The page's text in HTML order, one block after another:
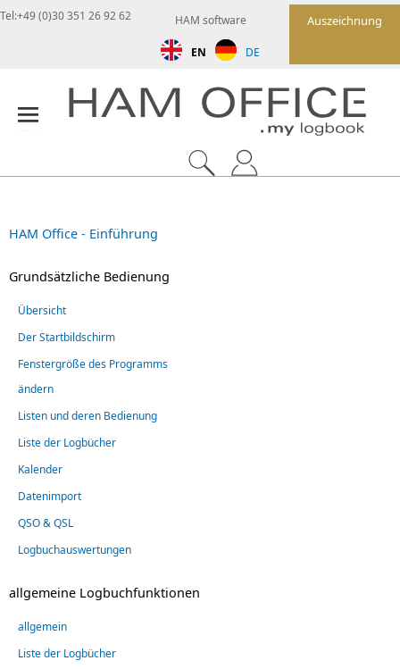
Auszeichnung
HAM software
EN DE
Tel:+49 (0)30 351 26 92 62
HAM Office - Einführung
Grundsätzliche Bedienung
Übersicht
Der Startbildschirm
Fenstergröße des Programms
ändern
Listen und deren Bedienung
Liste der Logbücher
Kalender
Datenimport
QSO & QSL
Logbuchauswertungen
allgemeine Logbuchfunktionen
allgemein
Liste der Logbücher